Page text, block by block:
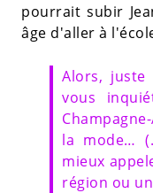
pourrait subir
âge d'aller à
Alors,
vous
la mode…
mieux
région ou